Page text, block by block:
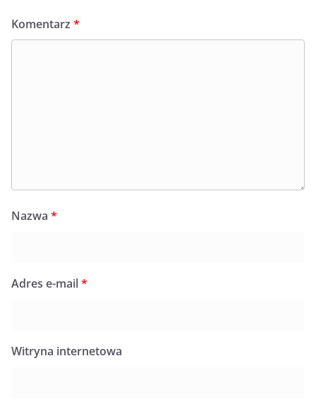
Komentarz *
Nazwa *
Adres e-mail*
Witryna internetowa